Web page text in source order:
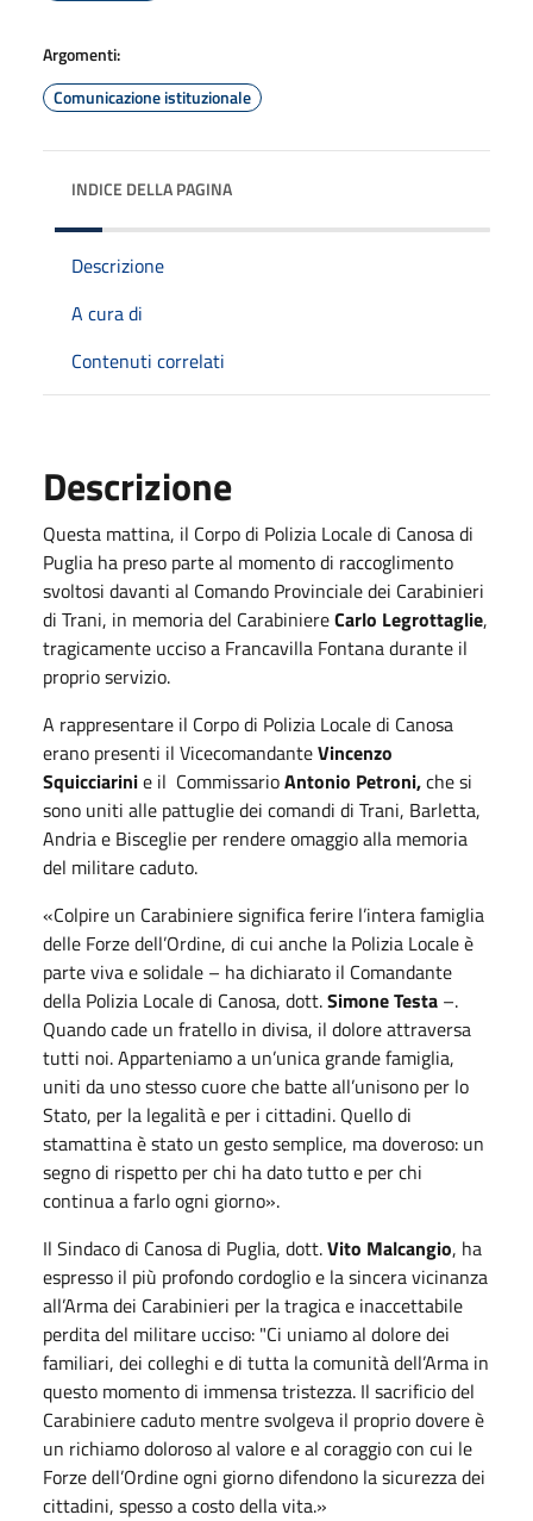
Argomenti:
Comunicazione istituzionale
INDICE DELLA PAGINA
Descrizione
A cura di
Contenuti correlati
Descrizione
Questa mattina, il Corpo di Polizia Locale di Canosa di
Puglia ha preso parte al momento di raccoglimento
svoltosi davanti al Comando Provinciale dei Carabinieri
di Trani, in memoria del CarabiniereCarlo Legrottaglie,
tragicamente ucciso a Francavilla Fontana durante il
proprio servizio.
A rappresentare il Corpo di Polizia Locale di Canosa
erano presenti il VicecomandanteVincenzo
Squicciarinie il CommissarioAntonio Petroni,che si
sono uniti alle pattuglie dei comandi di Trani, Barletta,
Andria e Bisceglie per rendere omaggio alla memoria
del militare caduto.
«Colpire un Carabiniere significa ferire l’intera famiglia
delle Forze dell’Ordine, di cui anche la Polizia Locale è
parte viva e solidale – ha dichiarato il Comandante
della Polizia Locale di Canosa, dott.Simone Testa –.
Quando cade un fratello in divisa, il dolore attraversa
tutti noi. Apparteniamo a un’unica grande famiglia,
uniti da uno stesso cuore che batte all’unisono per lo
Stato, per la legalità e per i cittadini. Quello di
stamattina è stato un gesto semplice, ma doveroso: un
segno di rispetto per chi ha dato tutto e per chi
continua a farlo ogni giorno».
Il Sindaco di Canosa di Puglia, dott.Vito Malcangio, ha
espresso il più profondo cordoglio e la sincera vicinanza
all’Arma dei Carabinieri per la tragica e inaccettabile
perdita del militare ucciso: "Ci uniamo al dolore dei
familiari, dei colleghi e di tutta la comunità dell’Arma in
questo momento di immensa tristezza. Il sacrificio del
Carabiniere caduto mentre svolgeva il proprio dovere è
un richiamo doloroso al valore e al coraggio con cui le
Forze dell’Ordine ogni giorno difendono la sicurezza dei
cittadini, spesso a costo della vita.»